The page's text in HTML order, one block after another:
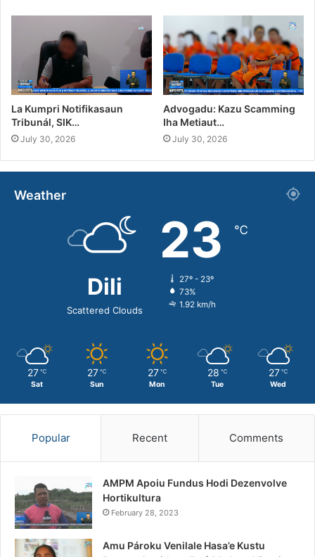
La Kumpri Notifikasaun
Tribunál, SIK…
July 30, 2026
Advogadu: Kazu Scamming
Iha Metiaut…
July 30, 2026
Weather
Dili
Scattered Clouds
23 ℃
27º - 23º
73%
1.92 km/h
27 ℃
Sat
27 ℃
Sun
27 ℃
Mon
28 ℃
Tue
27 ℃
Wed
Popular Recent Comments
AMPM Apoiu Fundus Hodi Dezenvolve
Hortikultura
February 28, 2023
Amu Pároku Venilale Hasa’e Kustu